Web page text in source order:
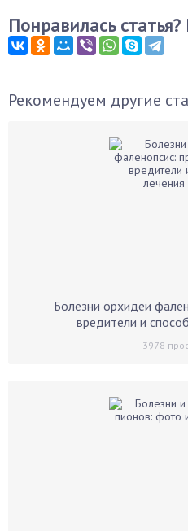
Понравилась
Рекомендуем другие
Болезни орхидеи
вредители и
3978